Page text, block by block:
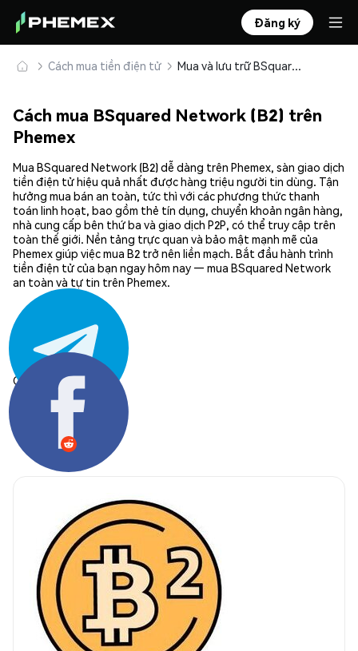
Đăng ký
Cách mua tiền điện tử Mua và lưu trữ BSquared Network (B2) an toàn
Cách mua BSquared Network (B2) trên
Phemex
Mua BSquared Network (B2) dễ dàng trên Phemex, sàn giao dịch
tiền điện tử hiệu quả nhất được hàng triệu người tin dùng. Tận
hưởng mua bán an toàn, tức thì với các phương thức thanh
toán linh hoạt, bao gồm thẻ tín dụng, chuyển khoản ngân hàng,
nhà cung cấp bên thứ ba và giao dịch P2P, có thể truy cập trên
toàn thế giới. Nền tảng trực quan và bảo mật mạnh mẽ của
Phemex giúp việc mua B2 trở nên liền mạch. Bắt đầu hành trình
tiền điện tử của bạn ngay hôm nay — mua BSquared Network
an toàn và tự tin trên Phemex.
Chia sẻ: